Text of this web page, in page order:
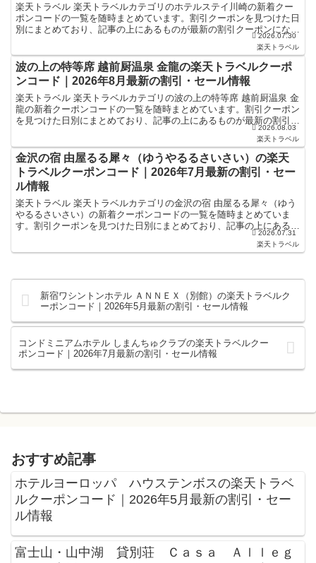
楽天トラベル 楽天トラベルカテゴリのホテルステイ川崎の新着クー
ポンコードの一覧を随時まとめています。割引クーポンを見つけた日
別にまとめており、記事の上にあるものが最新の割引クーポンになり
ます。ホテル・旅館宿泊の予約などで使えるクーポンやセー...2026.07.30
楽天トラベル
波の上の特等席 越前厨温泉 金龍の楽天トラベルクーポ
ンコード｜2026年8月最新の割引・セール情報
楽天トラベル 楽天トラベルカテゴリの波の上の特等席 越前厨温泉 金
龍の新着クーポンコードの一覧を随時まとめています。割引クーポン
を見つけた日別にまとめており、記事の上にあるものが最新の割引ク
ーポンになります。ホテル・旅館宿泊の予約などで使え...
2026.08.03
楽天トラベル
金沢の宿 由屋るる犀々（ゆうやるるさいさい）の楽天
トラベルクーポンコード｜2026年7月最新の割引・セー
ル情報
楽天トラベル 楽天トラベルカテゴリの金沢の宿 由屋るる犀々（ゆう
やるるさいさい）の新着クーポンコードの一覧を随時まとめていま
す。割引クーポンを見つけた日別にまとめており、記事の上にあるも
のが最新の割引クーポンになります。ホテル・旅館宿泊の予...2026.07.31
楽天トラベル
新宿ワシントンホテル ＡＮＮＥＸ（別館）の楽天トラベルク
ーポンコード｜2026年5月最新の割引・セール情報
コンドミニアムホテル しまんちゅクラブの楽天トラベルクー
ポンコード｜2026年7月最新の割引・セール情報
おすすめ記事
ホテルヨーロッパ ハウステンボスの楽天トラベ
ルクーポンコード｜2026年5月最新の割引・セー
ル情報
富士山・山中湖 貸別荘 Ｃａｓａ Ａｌｌｅｇ